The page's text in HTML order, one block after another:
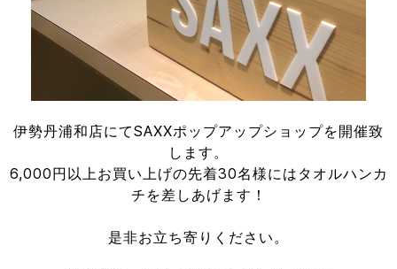
伊勢丹浦和店にてSAXXポップアップショップを開催致
します。
6,000円以上お買い上げの先着30名様にはタオルハンカ
チを差しあげます！
是非お立ち寄りください。